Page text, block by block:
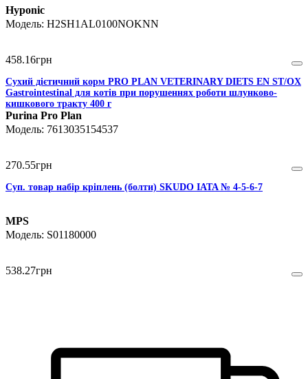
Hyponic
H2SH1AL0100NOKNN
458.16грн
Сухий дієтичний корм PRO PLAN VETERINARY DIETS EN ST/OX
Gastrointestinal для котів при порушеннях роботи шлунково-
кишкового тракту 400 г
Purina Pro Plan
7613035154537
270.55грн
Суп. товар набір кріплень (болти) SKUDO IATA № 4-5-6-7
MPS
S01180000
538.27грн